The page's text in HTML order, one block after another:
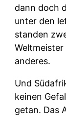
dann doch
unter den
standen
anderes.
Und
keinen
getan. Das